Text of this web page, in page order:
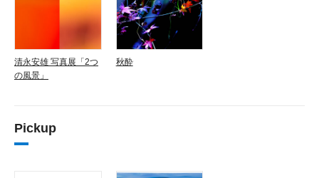
清永安雄 写真展「2つ
の風景」
秋酔
Pickup